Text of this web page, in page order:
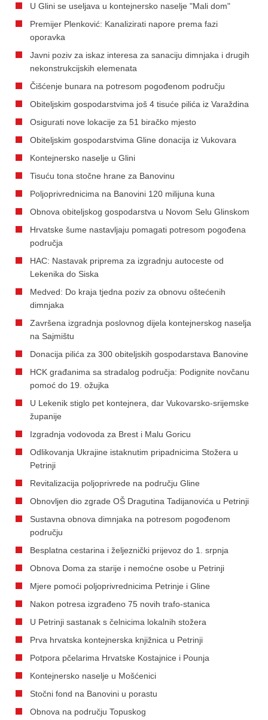
U Glini se useljava u kontejnersko naselje "Mali dom"
Premijer Plenković: Kanalizirati napore prema fazi
oporavka
Javni poziv za iskaz interesa za sanaciju dimnjaka i drugih
nekonstrukcijskih elemenata
Čišćenje bunara na potresom pogođenom području
Obiteljskim gospodarstvima još 4 tisuće pilića iz Varaždina
Osigurati nove lokacije za 51 biračko mjesto
Obiteljskim gospodarstvima Gline donacija iz Vukovara
Kontejnersko naselje u Glini
Tisuću tona stočne hrane za Banovinu
Poljoprivrednicima na Banovini 120 milijuna kuna
Obnova obiteljskog gospodarstva u Novom Selu Glinskom
Hrvatske šume nastavljaju pomagati potresom pogođena
područja
HAC: Nastavak priprema za izgradnju autoceste od
Lekenika do Siska
Medved: Do kraja tjedna poziv za obnovu oštećenih
dimnjaka
Završena izgradnja poslovnog dijela kontejnerskog naselja
na Sajmištu
Donacija pilića za 300 obiteljskih gospodarstava Banovine
HCK građanima sa stradalog područja: Podignite novčanu
pomoć do 19. ožujka
U Lekenik stiglo pet kontejnera, dar Vukovarsko-srijemske
županije
Izgradnja vodovoda za Brest i Malu Goricu
Odlikovanja Ukrajine istaknutim pripadnicima Stožera u
Petrinji
Revitalizacija poljoprivrede na području Gline
Obnovljen dio zgrade OŠ Dragutina Tadijanovića u Petrinji
Sustavna obnova dimnjaka na potresom pogođenom
području
Besplatna cestarina i željeznički prijevoz do 1. srpnja
Obnova Doma za starije i nemoćne osobe u Petrinji
Mjere pomoći poljoprivrednicima Petrinje i Gline
Nakon potresa izgrađeno 75 novih trafo-stanica
U Petrinji sastanak s čelnicima lokalnih stožera
Prva hrvatska kontejnerska knjižnica u Petrinji
Potpora pčelarima Hrvatske Kostajnice i Pounja
Kontejnersko naselje u Mošćenici
Stočni fond na Banovini u porastu
Obnova na području Topuskog